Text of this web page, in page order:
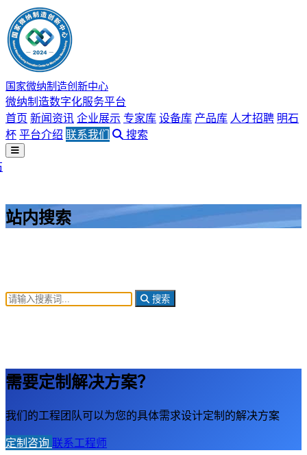
国家微纳制造创新中心
微纳制造数字化服务平台
首页 新闻资讯企业展示 专家库设备库 产品库 人才招聘 明石
杯平台介绍 联系我们 搜索
站内搜索
搜索
需要定制解决方案？
我们的工程团队可以为您的具体需求设计定制的解决方案
定制咨询 联系工程师